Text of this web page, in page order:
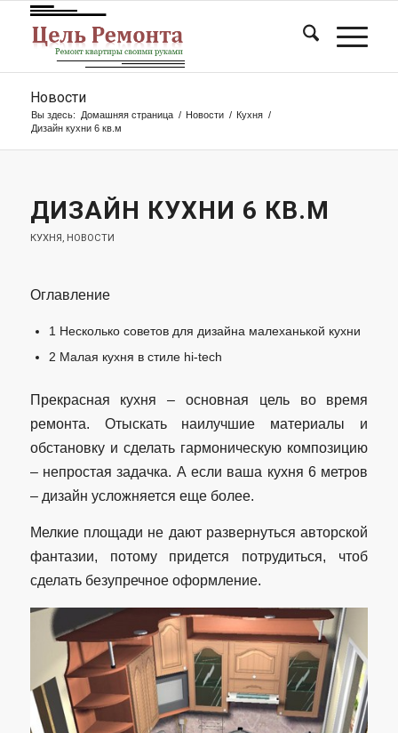
Новости
Вы здесь: Домашняя страница / Новости / Кухня /
Дизайн кухни 6 кв.м
ДИЗАЙН КУХНИ 6 КВ.М
КУХНЯ, НОВОСТИ
Оглавление
1 Несколько советов для дизайна малеханькой кухни
2 Малая кухня в стиле hi-tech
Прекрасная кухня – основная цель во время
ремонта. Отыскать наилучшие материалы и
обстановку и сделать гармоническую композицию
– непростая задачка. А если ваша кухня 6 метров
– дизайн усложняется еще более.
Мелкие площади не дают развернуться авторской
фантазии, потому придется потрудиться, чтоб
сделать безупречное оформление.